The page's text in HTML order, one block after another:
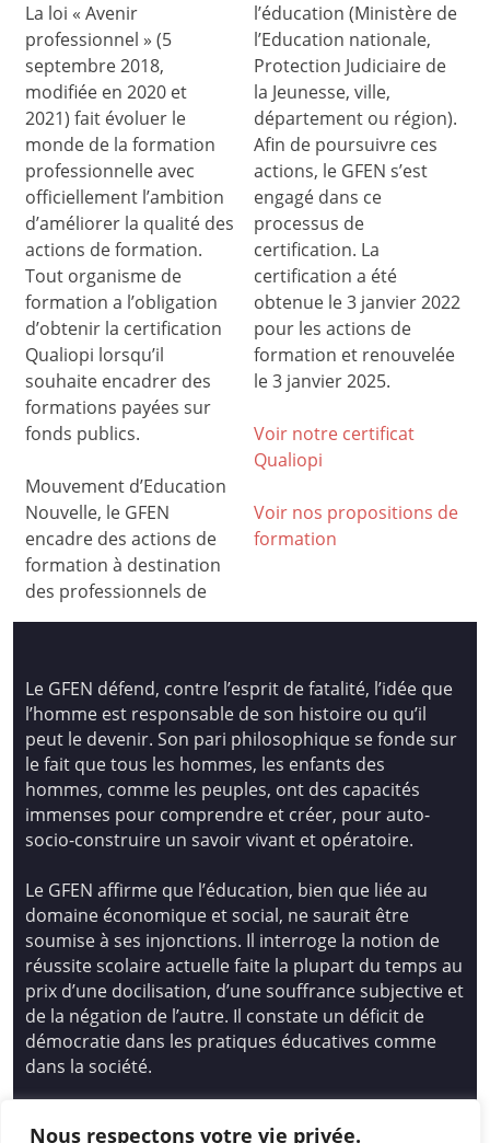
Nous respectons votre vie privée.
La loi « Avenir
professionnel » (5
septembre 2018,
modifiée en 2020 et
2021) fait évoluer le
monde de la formation
professionnelle avec
officiellement l’ambition
d’améliorer la qualité des
actions de formation.
Tout organisme de
formation a l’obligation
d’obtenir la certification
Qualiopi lorsqu’il
souhaite encadrer des
formations payées sur
fonds publics.
Mouvement d’Education
Nouvelle, le GFEN
encadre des actions de
formation à destination
des professionnels de
l’éducation (Ministère de
l’Education nationale,
Protection Judiciaire de
la Jeunesse, ville,
département ou région).
Afin de poursuivre ces
actions, le GFEN s’est
engagé dans ce
processus de
certification. La
certification a été
obtenue le 3 janvier 2022
pour les actions de
formation et renouvelée
le 3 janvier 2025.
Voir notre certificat
Qualiopi
Voir nos propositions de
formation
Le GFEN défend, contre l’esprit de fatalité, l’idée que
l’homme est responsable de son histoire ou qu’il
peut le devenir. Son pari philosophique se fonde sur
le fait que tous les hommes, les enfants des
hommes, comme les peuples, ont des capacités
immenses pour comprendre et créer, pour auto-
socio-construire un savoir vivant et opératoire.
Le GFEN affirme que l’éducation, bien que liée au
domaine économique et social, ne saurait être
soumise à ses injonctions. Il interroge la notion de
réussite scolaire actuelle faite la plupart du temps au
prix d’une docilisation, d’une souffrance subjective et
de la négation de l’autre. Il constate un déficit de
démocratie dans les pratiques éducatives comme
dans la société.